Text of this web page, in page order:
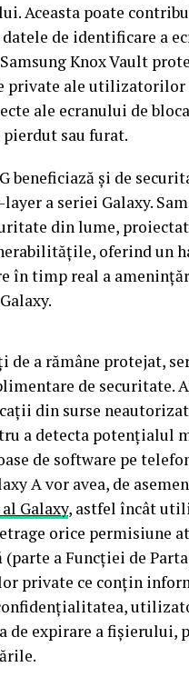
Aceasta poate
de identificare a
Knox Vault
ale utilizatorilor
ale ecranului de
sau furat.
beneficiază și de
a seriei Galaxy.
din lume,
oferind un
în timp real a
a rămâne protejat,
de securitate.
din surse
a detecta potențialul
de software pe
A vor avea, de
Galaxy, astfel încât
orice permisiune
a Funcției de
private ce conțin
de expirare a fișierului,